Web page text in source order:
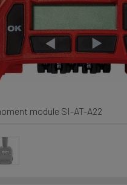
Kjemi, vindsperre og branntetting
module SI-AT-A22